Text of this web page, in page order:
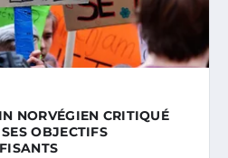
NORVÉGIEN CRITIQUÉ
OBJECTIFS